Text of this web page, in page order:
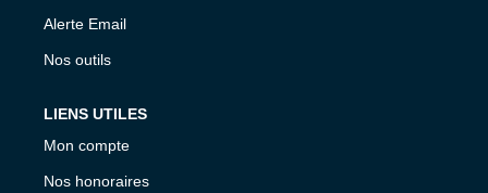
Alerte Email
Nos outils
LIENS UTILES
Mon compte
Nos honoraires